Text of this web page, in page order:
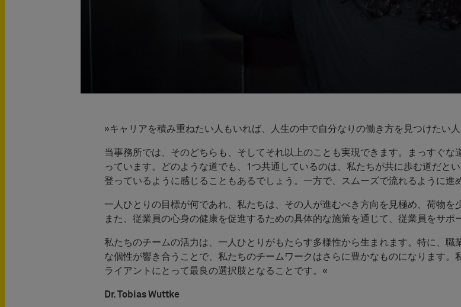
»キャリアを積み重ねたい人もいれば、人生の中で自分なりの働き方を見つけたい人
当事務所では、そのどちらも、そしてそれ以上のことも実現できます。まっすぐ
っています。どのような道でも、1つ共通しているのは、私たちが共に歩む道だと
登っているように感じることもあるでしょう。一方で、スムーズで流れるように進
一人ひとりの目標が何であれ、私たちは、その人が進むべき方向を見極め、荷物を
また、従業員の心身の健康を促進するための具体的な施策を通じて、従業員をサポ
私たちのチームの活力は、一人ひとりがもたらす多様性から生まれます。特に、
な個性が響き合うことで、私たちのチームワークはさらに豊かなものになります
ライアントにとって最良の選択肢となることです。«
Dr. Tobias Wuttke